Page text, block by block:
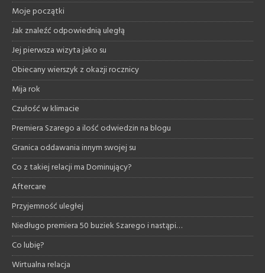
Moje początki
Jak znaleźć odpowiednią uległą
Jej pierwsza wizyta jako su
Obiecany wierszyk z okazji rocznicy
Mija rok
Czułość w klimacie
Premiera Szarego a ilość odwiedzin na blogu
Granica oddawania innym swojej su
Co z takiej relacji ma Dominujący?
Aftercare
Przyjemność uległej
Niedługo premiera 50 buziek Szarego i nastąpi…
Co lubię?
Wirtualna relacja